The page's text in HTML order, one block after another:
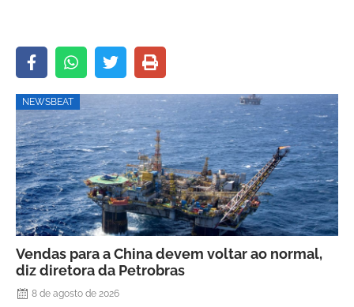
NEWSBEAT
Vendas para a China devem voltar ao normal,
diz diretora da Petrobras
8 de agosto de 2026